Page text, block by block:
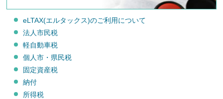
eLTAX(エルタックス)のご利用について
法人市民税
軽自動車税
個人市・県民税
固定資産税
納付
所得税